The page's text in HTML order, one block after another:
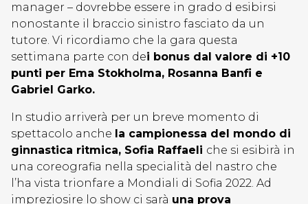
manager – dovrebbe essere in grado d esibirsi
nonostante il braccio sinistro fasciato da un
tutore. Vi ricordiamo che la gara questa
settimana parte con dei bonus dal valore di +10
punti per Ema Stokholma, Rosanna Banfi e
Gabriel Garko.
In studio arriverà per un breve momento di
spettacolo anche la campionessa del mondo di
ginnastica ritmica, Sofia Raffaeli che si esibirà in
una coreografia nella specialità del nastro che
l’ha vista trionfare a Mondiali di Sofia 2022. Ad
impreziosire lo show ci sarà una prova